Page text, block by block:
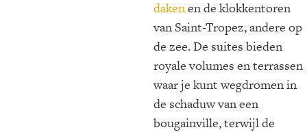
dakenen de klokkentoren
van Saint-Tropez, andere op
de zee. De suites bieden
royale volumes en terrassen
waar je kunt wegdromen in
de schaduw van een
bougainville, terwijl de